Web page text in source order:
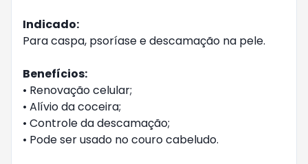
Indicado:
Para caspa, psoríase e descamação na pele.
Benefícios:
• Renovação celular;
• Alívio da coceira;
• Controle da descamação;
• Pode ser usado no couro cabeludo.